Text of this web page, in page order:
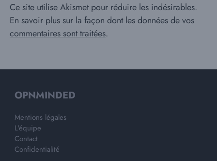
Ce site utilise Akismet pour réduire les indésirables.
En savoir plus sur la façon dont les données de vos
commentaires sont traitées.
OPNMINDED
Mentions légales
L'équipe
Contact
Confidentialité